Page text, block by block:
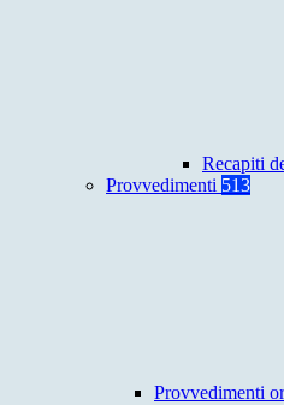
Recapiti
Provvedimenti 513
Provvedimenti